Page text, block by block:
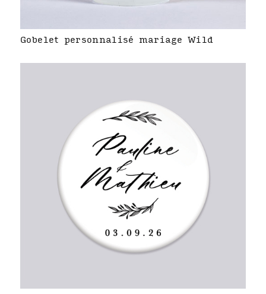
Gobelet personnalisé mariage Wild